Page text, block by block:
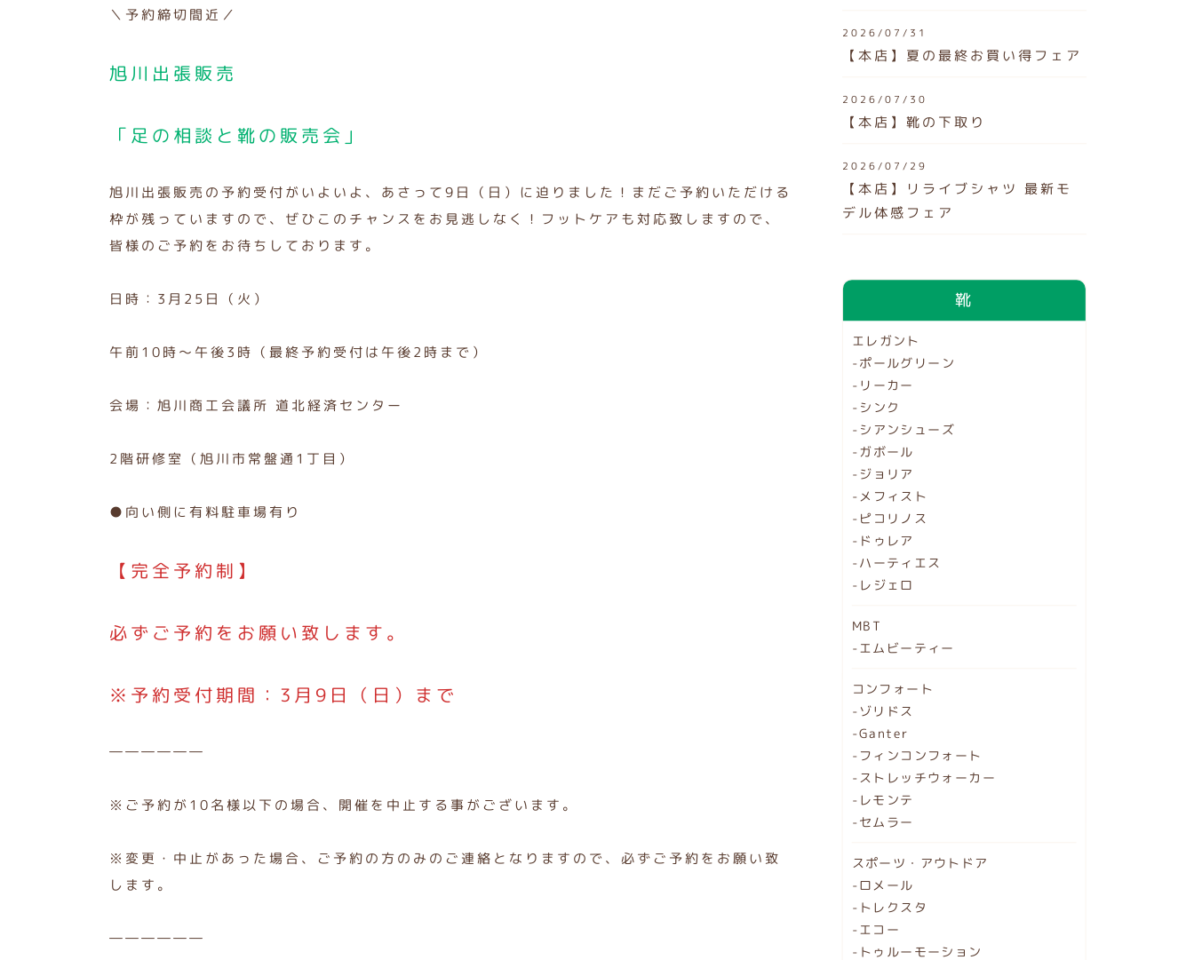
＼予約締切間近／
旭川出張販売
「足の相談と靴の販売会」
旭川出張販売の予約受付がいよいよ、あさって9日（日）に迫りました！まだご予約いただける
枠が残っていますので、ぜひこのチャンスをお見逃しなく！フットケアも対応致しますので、
皆様のご予約をお待ちしております。
日時：3月25日（火）
午前10時～午後3時（最終予約受付は午後2時まで）
会場：旭川商工会議所 道北経済センター
2階研修室（旭川市常盤通1丁目）
●向い側に有料駐車場有り
【完全予約制】
必ずご予約をお願い致します。
※予約受付期間：3月9日（日）まで
――――――
※ご予約が10名様以下の場合、開催を中止する事がございます。
※変更・中止があった場合、ご予約の方のみのご連絡となりますので、必ずご予約をお願い致
します。
――――――
2026/07/31
【本店】夏の最終お買い得フェア
2026/07/30
【本店】靴の下取り
2026/07/29
【本店】リライブシャツ 最新モ
デル体感フェア
靴
エレガント
-ポールグリーン
-リーカー
-シンク
-シアンシューズ
-ガボール
-ジョリア
-メフィスト
-ピコリノス
-ドゥレア
-ハーティエス
-レジェロ
MBT
-エムビーティー
コンフォート
-ゾリドス
-Ganter
-フィンコンフォート
-ストレッチウォーカー
-レモンテ
-セムラー
スポーツ・アウトドア
-ロメール
-トレクスタ
-エコー
-トゥルーモーション